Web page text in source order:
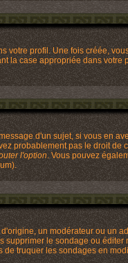
votre profil. Une fois créée,
la case appropriée dans
d'un sujet, si vous en
probablement pas le droit
l'option. Vous pouvez
un modérateur ou un
le sondage ou
truquer les sondages en